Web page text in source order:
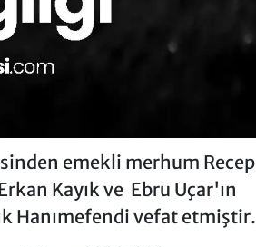
emekli merhum Recep
Kayık ve Ebru Uçar'ın
Hanımefendi vefat etmiştir.